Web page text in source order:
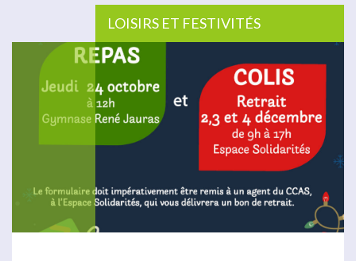
LOISIRS ET FESTIVITÉS